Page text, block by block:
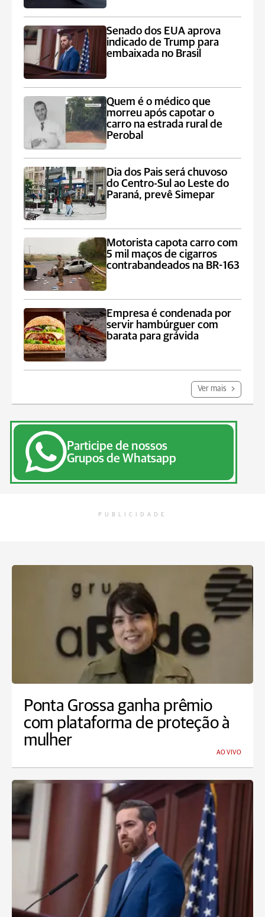
Senado dos EUA aprova
indicado de Trump para
embaixada no Brasil
Quem é o médico que
morreu após capotar o
carro na estrada rural de
Perobal
Dia dos Pais será chuvoso
do Centro-Sul ao Leste do
Paraná, prevê Simepar
Motorista capota carro com
5 mil maços de cigarros
contrabandeados na BR-163
Empresa é condenada por
servir hambúrguer com
barata para grávida
Ver mais
Participe de nossos
Grupos de Whatsapp
PUBLICIDADE
Ponta Grossa ganha prêmio
com plataforma de proteção à
mulher
AO VIVO